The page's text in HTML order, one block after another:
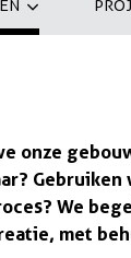
onze
We
met